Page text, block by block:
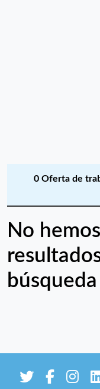
0 Oferta de
No
búsqueda